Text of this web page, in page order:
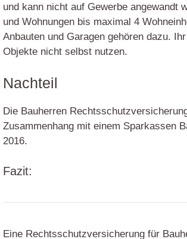
und kann nicht auf Gewerbe angewandt
und Wohnungen bis maximal 4
Anbauten und Garagen gehören dazu.
Objekte nicht selbst nutzen.
Nachteil
Die Bauherren
Zusammenhang mit einem Sparkassen
2016.
Fazit:
Eine Rechtsschutzversicherung für